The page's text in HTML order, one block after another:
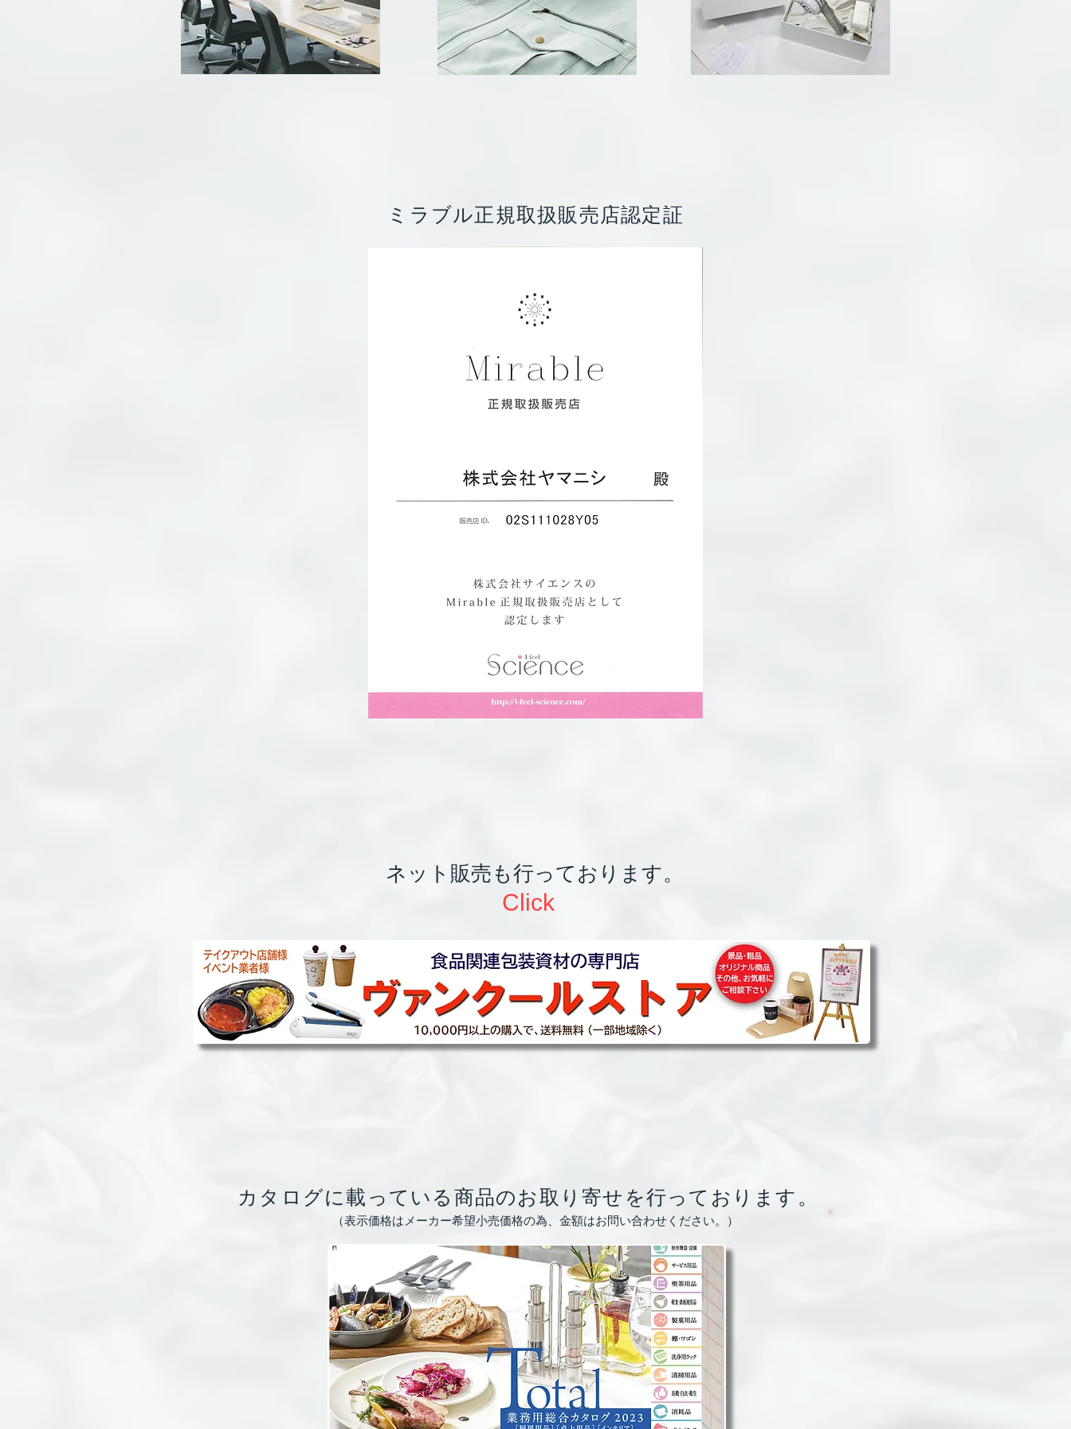
ミラブル正規取扱販売店認定証
ネット販売も行っております。
​Click​
カタログに載っている商品のお取り寄せを​行っております。
（表示価格はメーカー希望小売価格の為、金額はお問い合わせください。）